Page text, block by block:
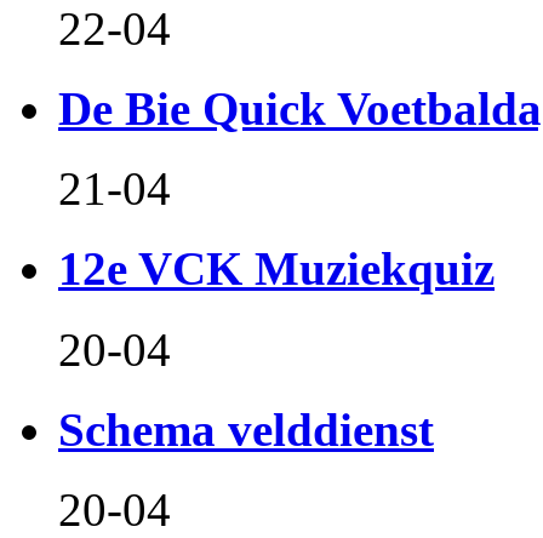
22-04
De Bie Quick
21-04
12e VCK Muziekquiz
20-04
Schema velddienst
20-04